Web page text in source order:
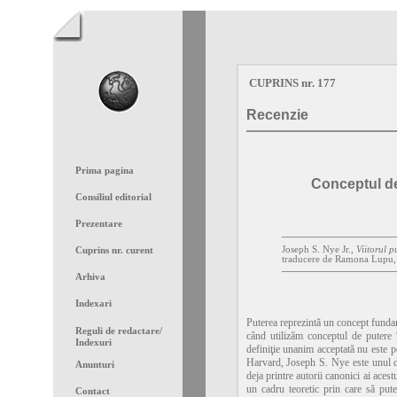
Prima pagina
Consiliul editorial
Prezentare
Cuprins nr. curent
Arhiva
Indexari
Reguli de redactare/
Indexuri
Anunturi
Contact
CUPRINS nr. 177
Recenzie
Conceptul
Joseph S. Nye Jr.,
Viitorul
traducere de Ramona
Puterea reprezintă un concept
când utilizăm conceptul de
definiţie unanim acceptată nu este
Harvard, Joseph S. Nye este unul
deja printre autorii canonici ai
un cadru teoretic prin care să